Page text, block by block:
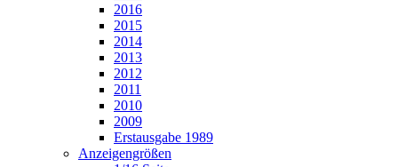
2016
2015
2014
2013
2012
2011
2010
2009
Erstausgabe 1989
Anzeigengrößen